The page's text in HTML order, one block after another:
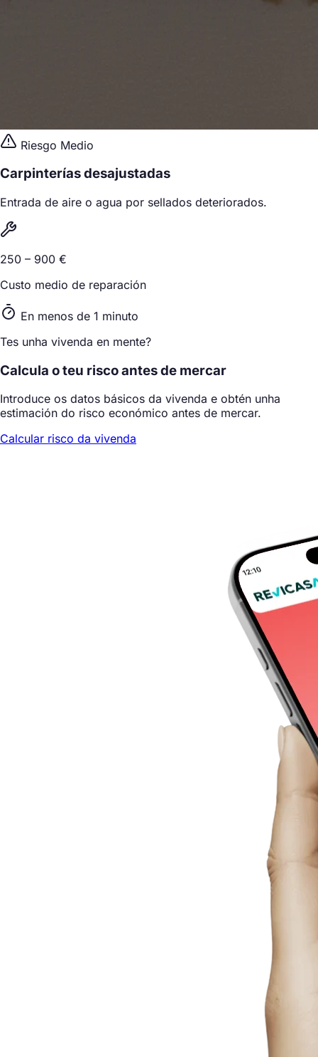
Riesgo Medio
Carpinterías desajustadas
Entrada de aire o agua por sellados deteriorados.
250 – 900 €
Custo medio de reparación
En menos de 1 minuto
Tes unha vivenda en mente?
Calcula o teu risco antes de mercar
Introduce os datos básicos da vivenda e obtén unha
estimación do risco económico antes de mercar.
Calcular risco da vivenda